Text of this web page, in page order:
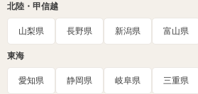
北陸・甲信越
山梨県 長野県 新潟県 富山県
東海
愛知県 静岡県 岐阜県 三重県